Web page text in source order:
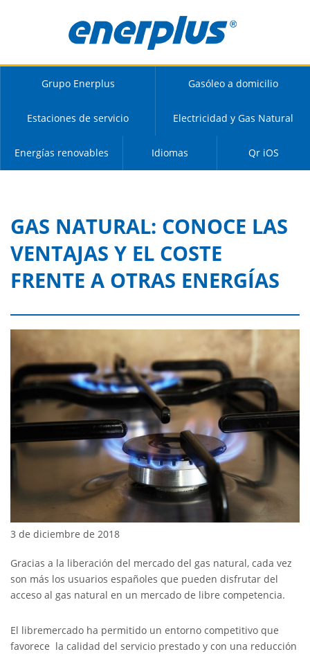
Grupo Enerplus Gasóleo a domicilio
Estaciones de servicio Electricidad y Gas Natural
Energías renovables Idiomas Qr iOS
GAS NATURAL: CONOCE LAS
VENTAJAS Y EL COSTE
FRENTE A OTRAS ENERGÍAS
3 de diciembre de 2018
Gracias a la liberación del mercado del gas natural, cada vez
son más los usuarios españoles que pueden disfrutar del
acceso al gas natural en un mercado de libre competencia.
El libremercado ha permitido un entorno competitivo que
favorece la calidad del servicio prestado y con una reducción